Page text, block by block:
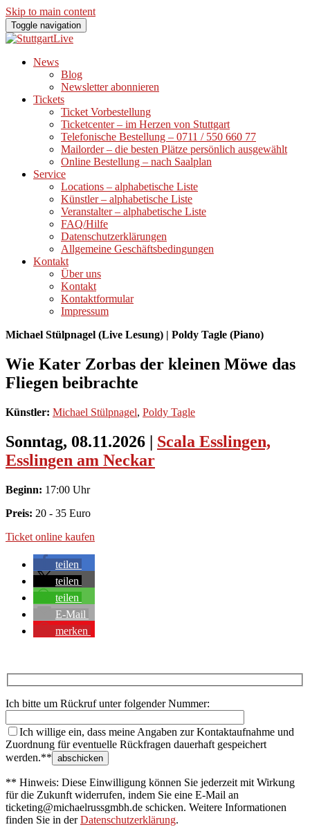
Skip to main content
Toggle navigation
News
Blog
Newsletter abonnieren
Tickets
Ticket Vorbestellung
Ticketcenter – im Herzen von Stuttgart
Telefonische Bestellung – 0711 / 550 660 77
Mailorder – die besten Plätze persönlich ausgewählt
Online Bestellung – nach Saalplan
Service
Locations – alphabetische Liste
Künstler – alphabetische Liste
Veranstalter – alphabetische Liste
FAQ/Hilfe
Datenschutzerklärungen
Allgemeine Geschäftsbedingungen
Kontakt
Über uns
Kontakt
Kontaktformular
Impressum
Michael Stülpnagel (Live Lesung) | Poldy Tagle (Piano)
Wie Kater Zorbas der kleinen Möwe das
Fliegen beibrachte
Künstler: Michael Stülpnagel, Poldy Tagle
Sonntag, 08.11.2026 | Scala Esslingen,
Esslingen am Neckar
Beginn: 17:00 Uhr
Preis: 20 - 35 Euro
Ticket online kaufen
teilen
teilen
teilen
E-Mail
merken
Ich bitte um Rückruf unter folgender Nummer:
Ich willige ein, dass meine Angaben zur Kontaktaufnahme und
Zuordnung für eventuelle Rückfragen dauerhaft gespeichert
werden.**
** Hinweis: Diese Einwilligung können Sie jederzeit mit Wirkung
für die Zukunft widerrufen, indem Sie eine E-Mail an
ticketing@michaelrussgmbh.de schicken. Weitere Informationen
finden Sie in derDatenschutzerklärung.